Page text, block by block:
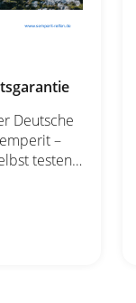
–
+
und